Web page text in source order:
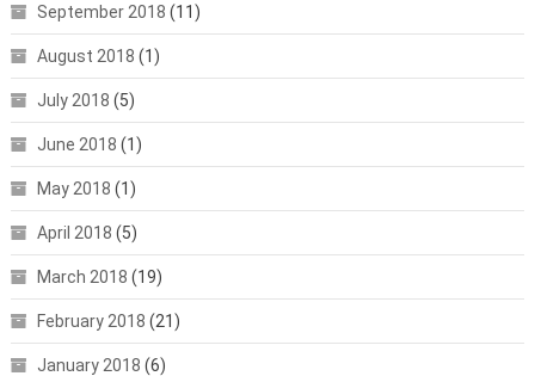
September 2018 (11)
August 2018 (1)
July 2018 (5)
June 2018 (1)
May 2018 (1)
April 2018 (5)
March 2018 (19)
February 2018 (21)
January 2018 (6)